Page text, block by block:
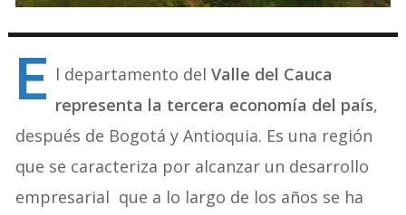
E l departamento del Valle del Cauca
representa la tercera economía del país,
después de Bogotá y Antioquia. Es una región
que se caracteriza por alcanzar un desarrollo
empresarial que a lo largo de los años se ha